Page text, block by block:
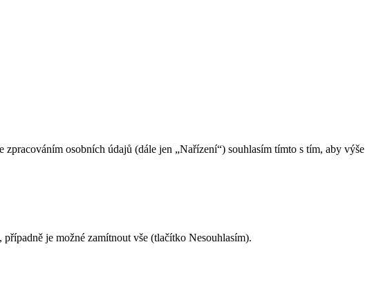
osobních údajů (dále jen „Nařízení“) souhlasím tímto s tím, aby výše
je možné zamítnout vše (tlačítko Nesouhlasím).